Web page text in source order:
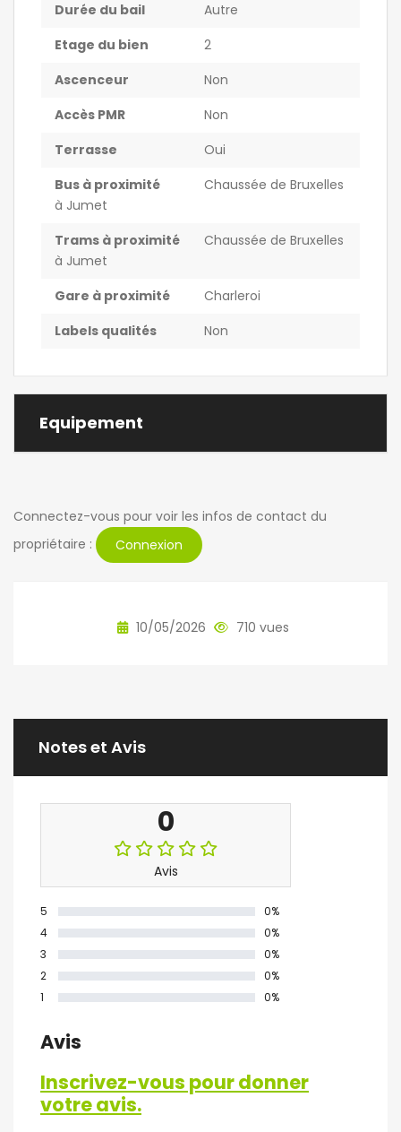
Durée du bail
Autre
Etage du bien
2
Ascenceur
Non
Accès PMR
Non
Terrasse
Oui
Bus à proximité
Chaussée de Bruxelles
à Jumet
Trams à proximité
Chaussée de Bruxelles
à Jumet
Gare à proximité
Charleroi
Labels qualités
Non
Equipement
Connectez-vous pour voir les infos de contact du
propriétaire :
Connexion
10/05/2026 710 vues
Notes et Avis
0
Avis
5
0%
4
0%
3
0%
2
0%
1
0%
Avis
Inscrivez-vous pour donner
votre avis.